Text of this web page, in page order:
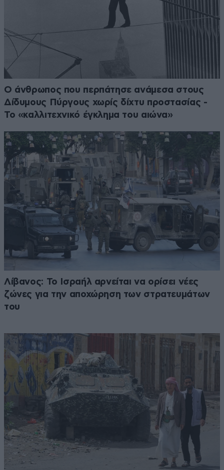
Ο άνθρωπος που περπάτησε ανάμεσα στους
Δίδυμους Πύργους χωρίς δίχτυ προστασίας -
Το «καλλιτεχνικό έγκλημα του αιώνα»
Λίβανος: Το Ισραήλ αρνείται να ορίσει νέες
ζώνες για την αποχώρηση των στρατευμάτων
του